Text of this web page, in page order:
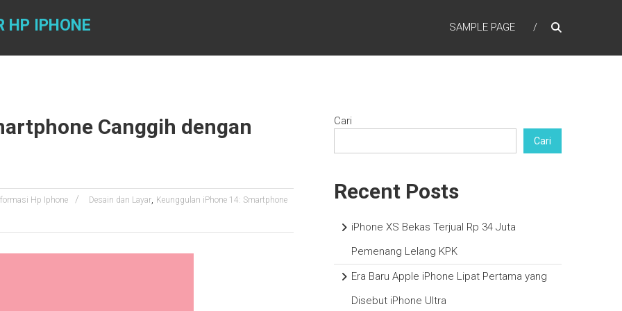
HP IPHONE SAMPLE PAGE
Canggih dengan
Hp Iphone Desain dan Layar, Keunggulan iPhone 14: Smartphone
Cari
Cari
Recent Posts
iPhone XS Bekas Terjual Rp 34 Juta
Pemenang Lelang KPK
Era Baru Apple iPhone Lipat Pertama yang
Disebut iPhone Ultra